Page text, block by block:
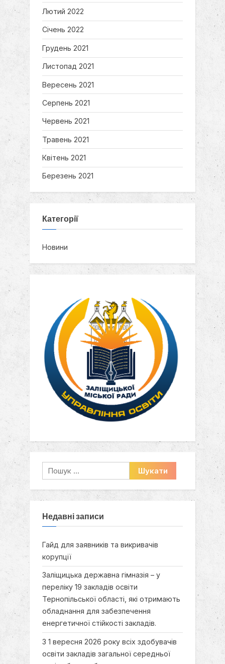
Лютий 2022
Січень 2022
Грудень 2021
Листопад 2021
Вересень 2021
Серпень 2021
Червень 2021
Травень 2021
Квітень 2021
Березень 2021
Категорії
Новини
Пошук:
Недавні записи
Гайд для заявників та викривачів
корупції
Заліщицька державна гімназія – у
переліку 19 закладів освіти
Тернопільської області, які отримають
обладнання для забезпечення
енергетичної стійкості закладів.
З 1 вересня 2026 року всіх здобувачів
освіти закладів загальної середньої